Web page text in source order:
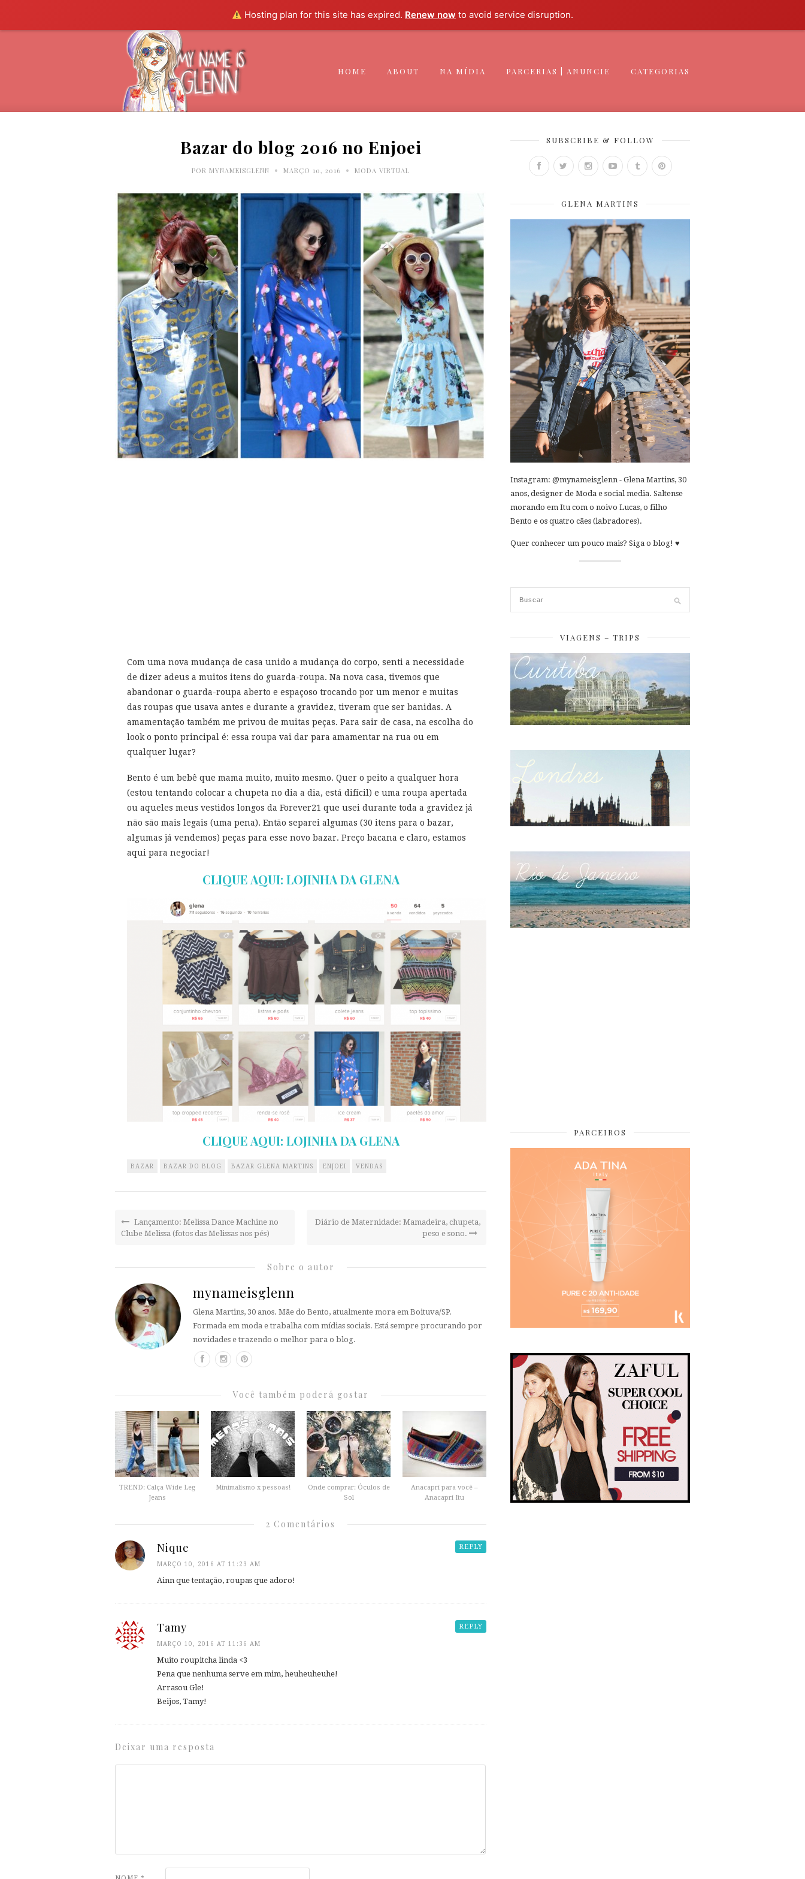
Hosting plan for this site has expired. Renew now to avoid service disruption.
HOME ABOUT NA MÍDIA PARCERIAS | ANUNCIE CATEGORIAS
Bazar do blog 2016 no Enjoei
POR MYNAMEISGLENN • MARÇO 10, 2016 • MODA VIRTUAL
Com uma nova mudança de casa unido a mudança do corpo, senti a necessidade
de dizer adeus a muitos itens do guarda-roupa. Na nova casa, tivemos que
abandonar o guarda-roupa aberto e espaçoso trocando por um menor e muitas
das roupas que usava antes e durante a gravidez, tiveram que ser banidas. A
amamentação também me privou de muitas peças. Para sair de casa, na escolha do
look o ponto principal é: essa roupa vai dar para amamentar na rua ou em
qualquer lugar?
Bento é um bebê que mama muito, muito mesmo. Quer o peito a qualquer hora
(estou tentando colocar a chupeta no dia a dia, está difícil) e uma roupa apertada
ou aqueles meus vestidos longos da Forever21 que usei durante toda a gravidez já
não são mais legais (uma pena). Então separei algumas (30 itens para o bazar,
algumas já vendemos) peças para esse novo bazar. Preço bacana e claro, estamos
aqui para negociar!
CLIQUE AQUI: LOJINHA DA GLENA
CLIQUE AQUI: LOJINHA DA GLENA
BAZAR BAZAR DO BLOG BAZAR GLENA MARTINS ENJOEI VENDAS
Lançamento: Melissa Dance Machine no
Clube Melissa (fotos das Melissas nos pés)
Diário de Maternidade: Mamadeira, chupeta,
peso e sono.
Sobre o autor
mynameisglenn
Glena Martins, 30 anos. Mãe do Bento, atualmente mora em Boituva/SP.
Formada em moda e trabalha com mídias sociais. Está sempre procurando por
novidades e trazendo o melhor para o blog.
Você também poderá gostar
TREND: Calça Wide Leg
Jeans
Minimalismo x pessoas!
Onde comprar: Óculos de
Sol
Anacapri para você –
Anacapri Itu
2 Comentários
REPLY
Nique
MARÇO 10, 2016 AT 11:23 AM
Ainn que tentação, roupas que adoro!
REPLY
Tamy
MARÇO 10, 2016 AT 11:36 AM
Muito roupitcha linda <3
Pena que nenhuma serve em mim, heuheuheuhe!
Arrasou Gle!
Beijos, Tamy!
Deixar uma resposta
SUBSCRIBE & FOLLOW
GLENA MARTINS
Instagram: @mynameisglenn - Glena Martins, 30
anos, designer de Moda e social media. Saltense
morando em Itu com o noivo Lucas, o filho
Bento e os quatro cães (labradores).
Quer conhecer um pouco mais? Siga o blog! ♥
VIAGENS – TRIPS
PARCEIROS